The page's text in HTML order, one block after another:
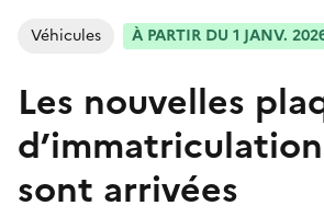
Véhicules À PARTIR DU 1 JANV.
Les nouvelles
sont arrivées